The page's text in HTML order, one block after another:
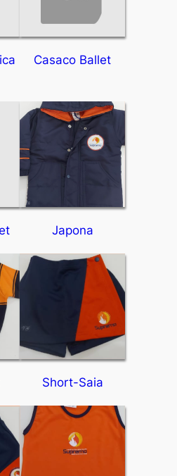
Casaco Ballet
Japona
Short-Saia